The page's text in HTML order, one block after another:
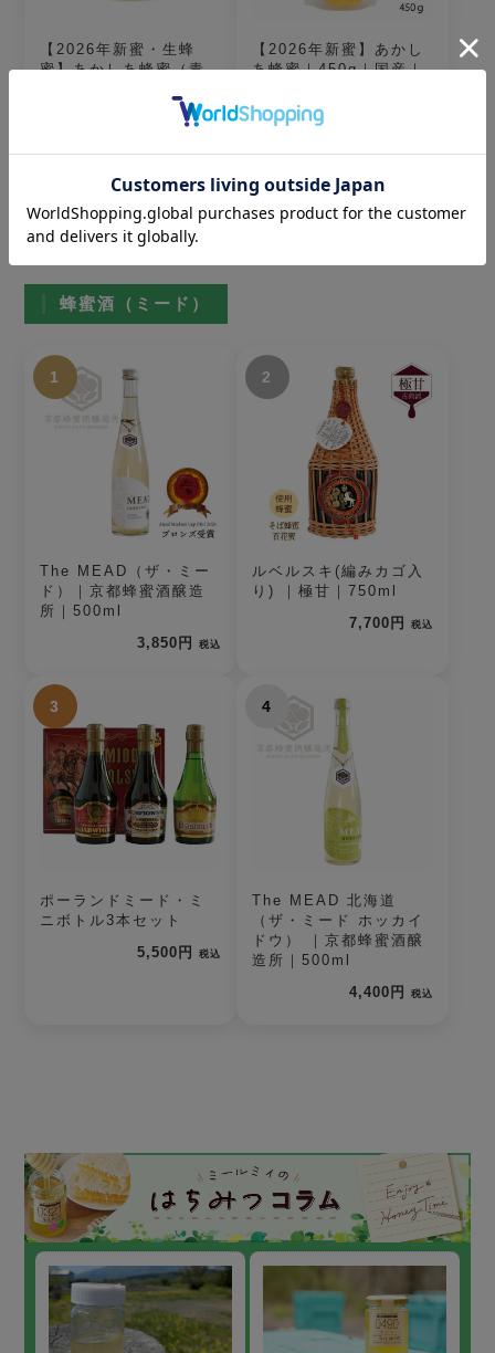
【2026年新蜜・生蜂
蜜】あかしあ蜂蜜（青
ルオリジンハニー0500
【2026年新蜜】あかし
あ蜂蜜｜450g｜国産｜
蜂蜜酒（ミード）
1
The MEAD（ザ・ミー
ド）｜京都蜂蜜酒醸造
所｜500ml
3,850円
税込
2
ルベルスキ(編みカゴ入
り) ｜極甘｜750ml
7,700円
税込
3
ポーランドミード・ミ
ニボトル3本セット
5,500円
税込
4
The MEAD 北海道
（ザ・ミード ホッカイ
ドウ） ｜京都蜂蜜酒醸
造所｜500ml
4,400円
税込